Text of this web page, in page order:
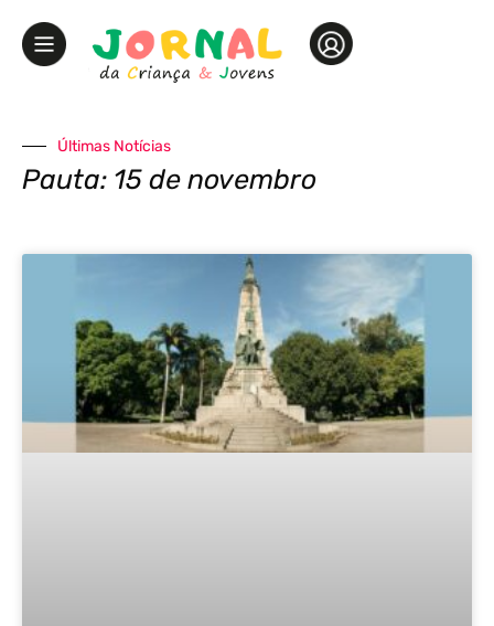
Últimas Notícias
Pauta: 15 de novembro